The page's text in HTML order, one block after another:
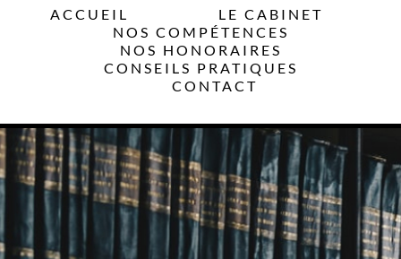
ACCUEIL
LE CABINET
NOS COMPÉTENCES
NOS HONORAIRES
CONSEILS PRATIQUES
CONTACT